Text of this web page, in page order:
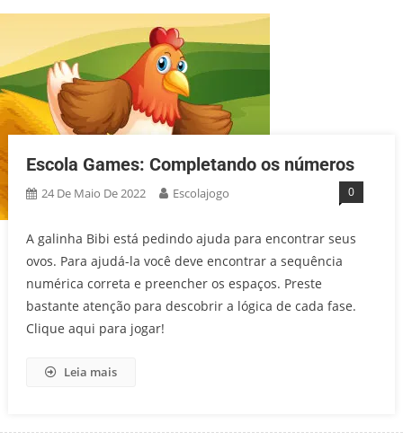
Escola Games: Completando os números
24 De Maio De 2022 Escolajogo 0
A galinha Bibi está pedindo ajuda para encontrar seus
ovos. Para ajudá-la você deve encontrar a sequência
numérica correta e preencher os espaços. Preste
bastante atenção para descobrir a lógica de cada fase.
Clique aqui para jogar!
Leia mais